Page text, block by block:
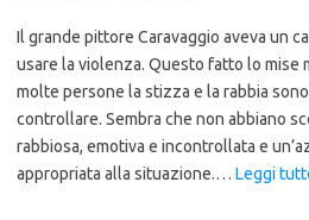
Il grande pittore Caravaggio aveva un
usare la violenza. Questo fatto lo mise
molte persone la stizza e la rabbia
controllare. Sembra che non abbiano
rabbiosa, emotiva e incontrollata e
appropriata alla situazione.… Leggi